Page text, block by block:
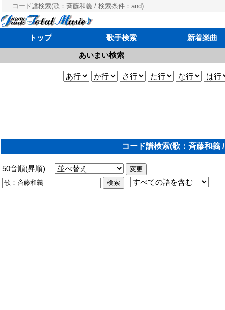
コード譜検索(歌：斉藤和義 / 検索条件：and)
トップ 歌手検索 新着楽曲
あいまい検索
コード譜検索(歌：斉藤和義
50音順(昇順)